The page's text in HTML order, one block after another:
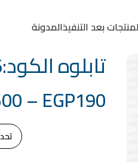
بعد التنفيذالمدونة
تابلوه الكود:1007046
EGP190
–